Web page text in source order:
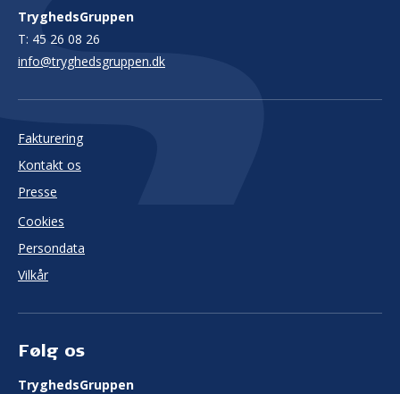
TryghedsGruppen
T: 45 26 08 26
info@tryghedsgruppen.dk
Fakturering
Kontakt os
Presse
Cookies
Persondata
Vilkår
Følg os
TryghedsGruppen